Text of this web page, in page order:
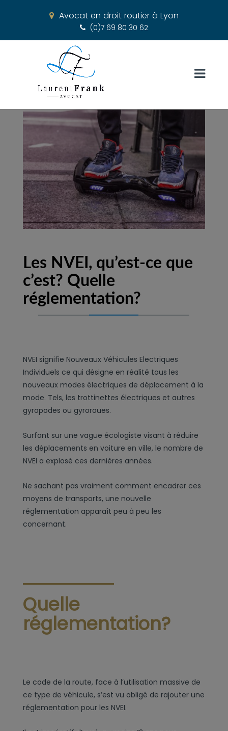
Avocat en droit routier à Lyon
(0)7 69 80 30 62
Les NVEI, qu’est-ce que
c’est? Quelle
réglementation?
NVEI signifie Nouveaux Véhicules Electriques
Individuels ce qui désigne en réalité tous les
nouveaux modes électriques de déplacement à la
mode. Tels, les trottinettes électriques et autres
gyropodes ou gyroroues.
Surfant sur une vague écologiste visant à réduire
les déplacements en voiture en ville, le nombre de
NVEI a explosé ces dernières années.
Ne sachant pas vraiment comment encadrer ces
moyens de transports, une nouvelle
réglementation apparaît peu à peu les
concernant.
Quelle
réglementation?
Le code de la route, face à l’utilisation massive de
ce type de véhicule, s’est vu obligé de rajouter une
réglementation pour les NVEI.